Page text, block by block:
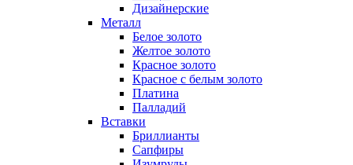
Дизайнерские
Металл
Белое золото
Желтое золото
Красное золото
Красное с белым золото
Платина
Палладий
Вставки
Бриллианты
Сапфиры